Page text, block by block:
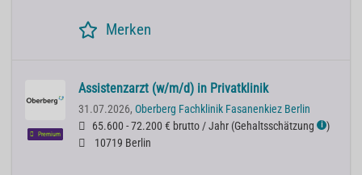
Merken
Premium
Assistenzarzt (w/m/d) in Privatklinik
31.07.2026, Oberberg Fachklinik Fasanenkiez Berlin
65.600 - 72.200 € brutto / Jahr (Gehaltsschätzung ℹ )
10719 Berlin